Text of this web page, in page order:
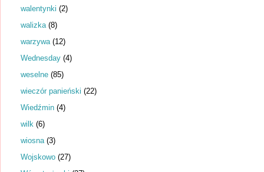
walentynki (2)
walizka (8)
warzywa (12)
Wednesday (4)
weselne (85)
wieczór panieński (22)
Wiedźmin (4)
wilk (6)
wiosna (3)
Wojskowo (27)